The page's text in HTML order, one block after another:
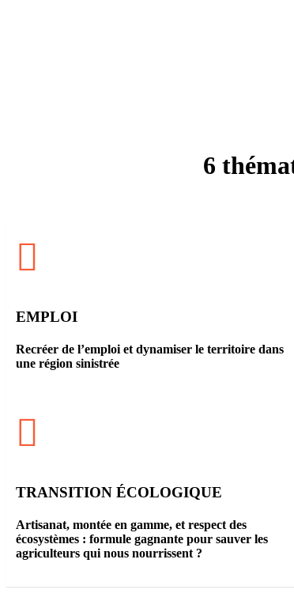
6
EMPLOI
Recréer de l’emploi et dynamiser le territoire dans
une région sinistrée
TRANSITION ÉCOLOGIQUE
Artisanat, montée en gamme, et respect des
écosystèmes : formule gagnante pour sauver les
agriculteurs qui nous nourrissent ?